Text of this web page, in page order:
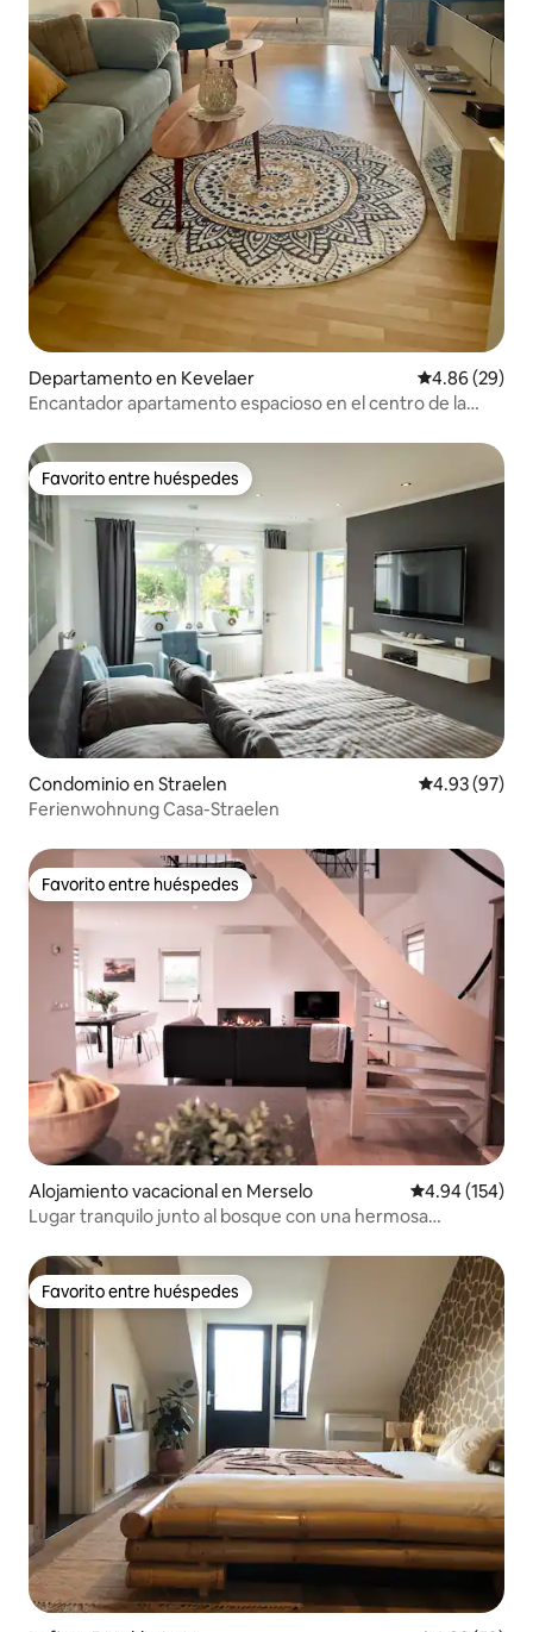
Departamento en Kevelaer Calificación
4.86 (29)
Encantador apartamento espacioso en el centro de la
Favorito entre huéspedes
Favorito entre huéspedes
Condominio en Straelen Calificación
4.93 (97)
Ferienwohnung Casa-Straelen
Favorito entre huéspedes
Favorito entre huéspedes
Alojamiento vacacional en Merselo Calificación
4.94 (154)
Lugar tranquilo junto al bosque con una hermosa
Favorito entre huéspedes
Favorito entre huéspedes